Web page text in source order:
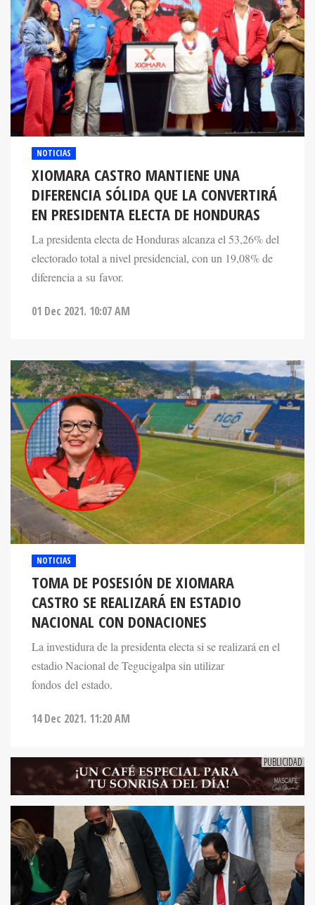
NOTICIAS
XIOMARA CASTRO MANTIENE UNA
DIFERENCIA SÓLIDA QUE LA CONVERTIRÁ
EN PRESIDENTA ELECTA DE HONDURAS
La presidenta electa de Honduras alcanza el 53,26% del
electorado total a nivel presidencial, con un 19,08% de
diferencia a su favor.
01 Dec 2021. 10:07 AM
NOTICIAS
TOMA DE POSESIÓN DE XIOMARA
CASTRO SE REALIZARÁ EN ESTADIO
NACIONAL CON DONACIONES
La investidura de la presidenta electa si se realizará en el
estadio Nacional de Tegucigalpa sin utilizar
fondos del estado.
14 Dec 2021. 11:20 AM